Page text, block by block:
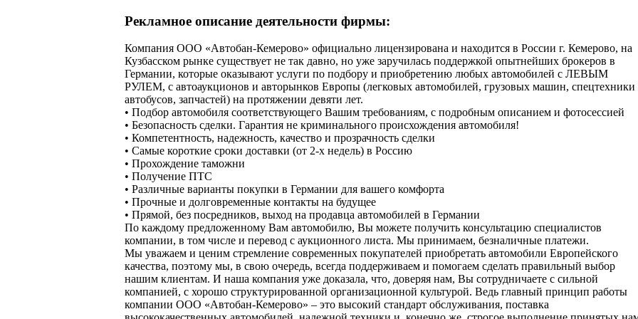
Рекламное описание деятельности фирмы:
Компания ООО «Автобан-Кемерово» официально лицензирована и находится в России г. Кемерово, на
Кузбасском рынке существует не так давно, но уже заручилась поддержкой опытнейших брокеров в
Германии, которые оказывают услуги по подбору и приобретению любых автомобилей с ЛЕВЫМ
РУЛЕМ, с автоаукционов и авторынков Европы (легковых автомобилей, грузовых машин, спецтехники
автобусов, запчастей) на протяжении девяти лет.
• Подбор автомобиля соответствующего Вашим требованиям, с подробным описанием и фотосессией
• Безопасность сделки. Гарантия не криминального происхождения автомобиля!
• Компетентность, надежность, качество и прозрачность сделки
• Самые короткие сроки доставки (от 2-х недель) в Россию
• Прохождение таможни
• Получение ПТС
• Различные варианты покупки в Германии для вашего комфорта
• Прочные и долговременные контакты на будущее
• Прямой, без посредников, выход на продавца автомобилей в Германии
По каждому предложенному Вам автомобилю, Вы можете получить консультацию специалистов
компании, в том числе и перевод с аукционного листа. Мы принимаем, безналичные платежи.
Мы уважаем и ценим стремление современных покупателей приобретать автомобили Европейского
качества, поэтому мы, в свою очередь, всегда поддерживаем и помогаем сделать правильный выбор
нашим клиентам. И наша компания уже доказала, что, доверяя нам, Вы сотрудничаете с сильной
компанией, с хорошо структурированной организационной культурой. Ведь главный принцип работы
компании ООО «Автобан-Кемерово» – это высокий стандарт обслуживания, поставка